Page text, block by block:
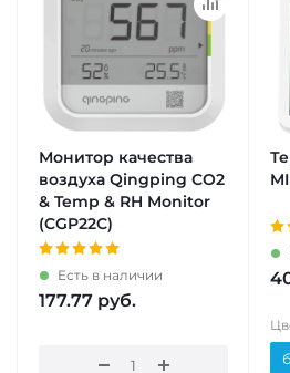
Монитор качества
воздуха Qingping CO2
& Temp & RH Monitor
(CGP22C)
Есть в наличии
177.77 руб.